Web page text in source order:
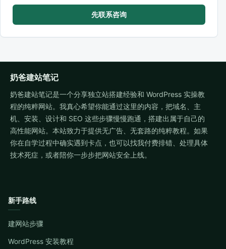
先联系咨询
奶爸建站笔记
奶爸建站笔记是一个分享独立站搭建经验和 WordPress 实操教
程的纯粹网站。我真心希望你能通过这里的内容，把域名、主
机、安装、设计和 SEO 这些步骤慢慢跑通，搭建出属于自己的
高性能网站。本站致力于提供无广告、无套路的纯粹教程。如果
你在自学过程中确实遇到卡点，也可以找我付费排错、处理具体
技术死症，或者陪你一步步把网站安全上线。
新手路线
建网站步骤
WordPress 安装教程